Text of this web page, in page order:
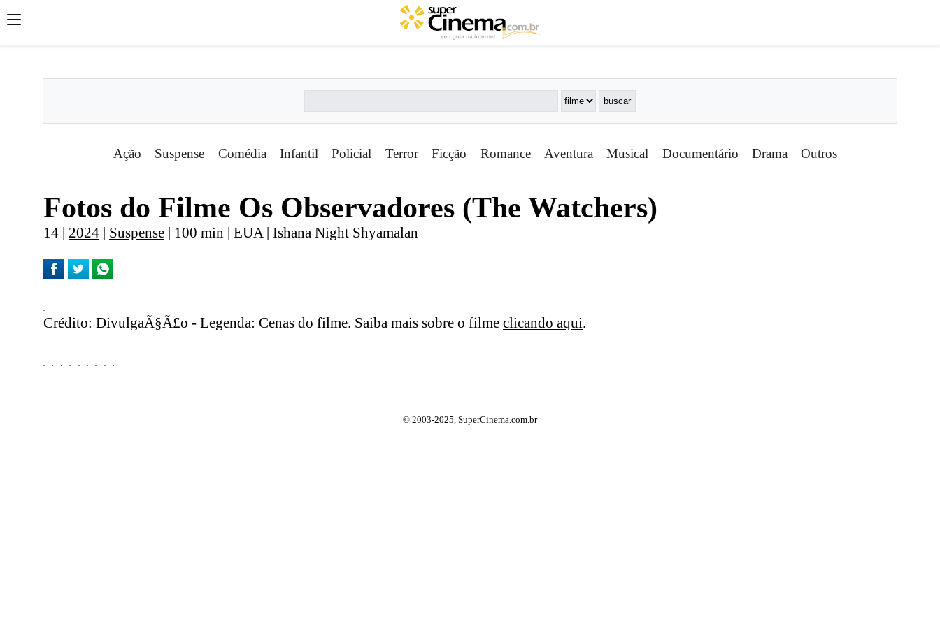
';';
Ação Suspense Comédia Infantil Policial Terror Ficção Romance Aventura Musical Documentário Drama Outros
Fotos do Filme Os Observadores (The Watchers)
14 | 2024 | Suspense | 100 min | EUA | Ishana Night Shyamalan
Crédito: DivulgaÃ§Ã£o - Legenda: Cenas do filme. Saiba mais sobre o filme clicando aqui.
© 2003-2025, SuperCinema.com.br